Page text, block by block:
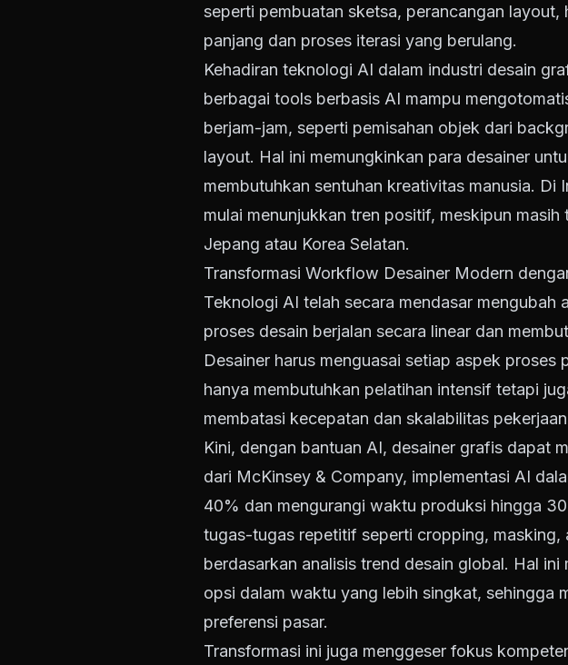
seperti pembuatan sketsa, perancangan
panjang dan proses iterasi yang berulang.
Kehadiran teknologi AI dalam industri desain
berbagai tools berbasis AI mampu
berjam-jam, seperti pemisahan objek dari
layout. Hal ini memungkinkan para desainer
membutuhkan sentuhan kreativitas manusia.
mulai menunjukkan tren positif, meskipun
Jepang atau Korea Selatan.
Transformasi Workflow Desainer Modern
Teknologi AI telah secara mendasar mengubah
proses desain berjalan secara linear dan
Desainer harus menguasai setiap aspek
hanya membutuhkan pelatihan intensif tetapi
membatasi kecepatan dan skalabilitas
Kini, dengan bantuan AI, desainer grafis dapat
dari McKinsey & Company, implementasi AI
40% dan mengurangi waktu produksi hingga
tugas-tugas repetitif seperti cropping,
berdasarkan analisis trend desain global. Hal
opsi dalam waktu yang lebih singkat, sehingga
preferensi pasar.
Transformasi ini juga menggeser fokus